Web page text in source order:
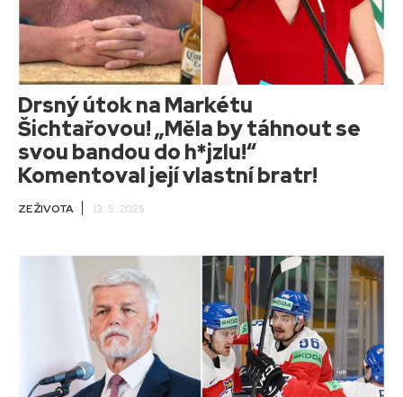
Drsný útok na Markétu
Šichtařovou! „Měla by táhnout se
svou bandou do h*jzlu!“
Komentoval její vlastní bratr!
ZE ŽIVOTA 13. 5. 2025